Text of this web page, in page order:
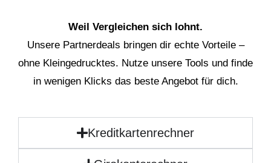
Weil Vergleichen sich lohnt.
Unsere Partnerdeals bringen dir echte Vorteile –
ohne Kleingedrucktes. Nutze unsere Tools und finde
in wenigen Klicks das beste Angebot für dich.
Kreditkartenrechner